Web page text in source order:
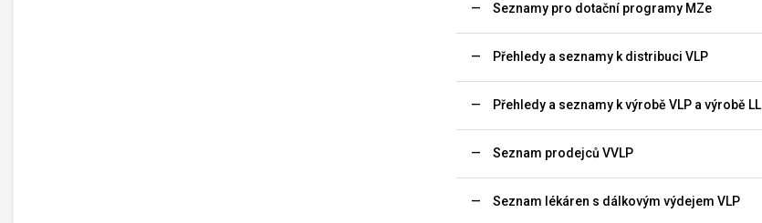
Seznamy pro dotační programy MZe
Přehledy a seznamy k distribuci VLP
Přehledy a seznamy k výrobě VLP a výrobě LL
Seznam prodejců VVLP
Seznam lékáren s dálkovým výdejem VLP